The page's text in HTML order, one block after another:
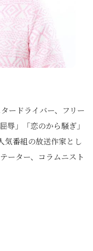
ードライバー、フリー
辱」「恋のから騒ぎ」
気番組の放送作家とし
ーター、コラムニスト